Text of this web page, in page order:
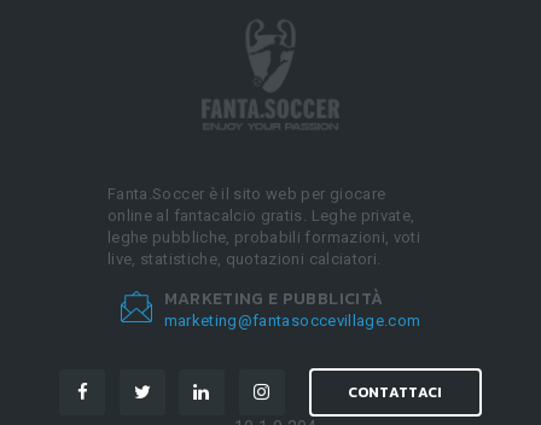
Fanta.Soccer è il sito web per giocare
online al fantacalcio gratis. Leghe private,
leghe pubbliche, probabili formazioni, voti
live, statistiche, quotazioni calciatori.
MARKETING E PUBBLICITÀ
marketing@fantasoccevillage.com
CONTATTACI